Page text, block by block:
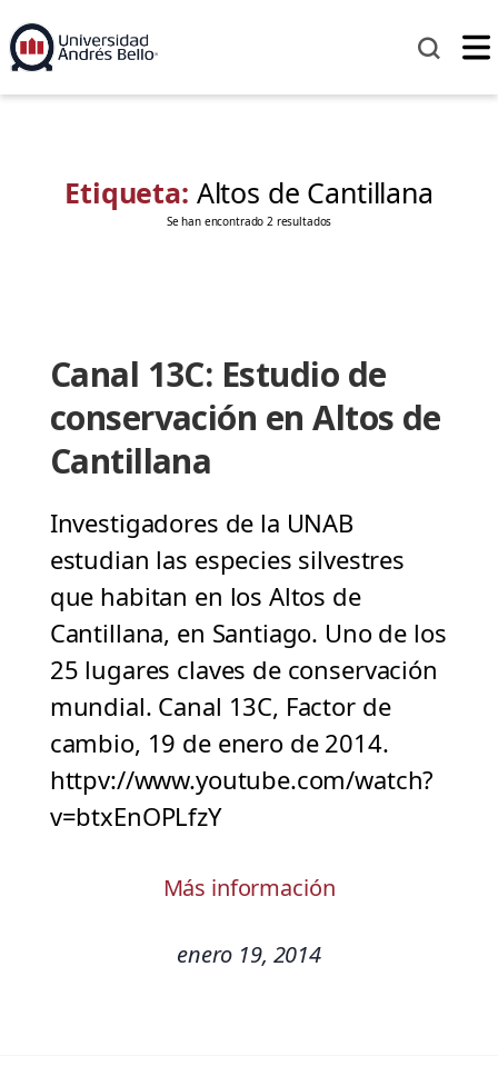
Etiqueta: Altos de Cantillana
Se han encontrado 2 resultados
Canal 13C: Estudio de
conservación en Altos de
Cantillana
Investigadores de la UNAB
estudian las especies silvestres
que habitan en los Altos de
Cantillana, en Santiago. Uno de los
25 lugares claves de conservación
mundial. Canal 13C, Factor de
cambio, 19 de enero de 2014.
httpv://www.youtube.com/watch?
v=btxEnOPLfzY
Más información
enero 19, 2014